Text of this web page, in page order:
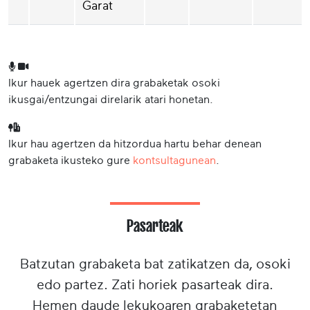
Garat
Ikur hauek agertzen dira grabaketak osoki
ikusgai/entzungai direlarik atari honetan.
Ikur hau agertzen da hitzordua hartu behar denean
grabaketa ikusteko gure kontsultagunean
Pasarteak
Batzutan grabaketa bat zatikatzen da, osoki
edo partez. Zati horiek pasarteak dira.
Hemen daude lekukoaren grabaketetan